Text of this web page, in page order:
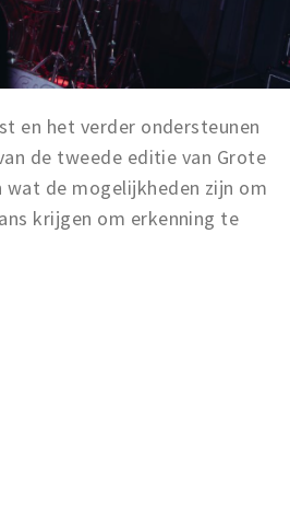
en het verder ondersteunen
de tweede editie van Grote
wat de mogelijkheden zijn om
krijgen om erkenning te